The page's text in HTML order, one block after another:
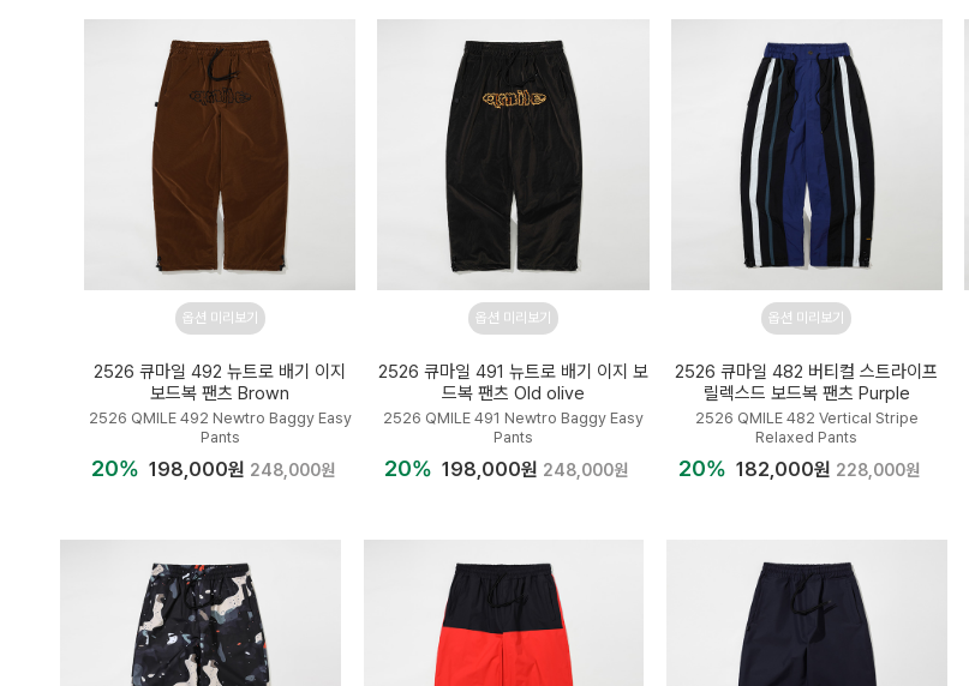
옵션 미리보기
2526 큐마일 492 뉴트로 배기 이지
보드복 팬츠 Brown
2526 QMILE 492 Newtro Baggy Easy
Pants
20% 198,000원 248,000원
옵션 미리보기
2526 큐마일 491 뉴트로 배기 이지 보
드복 팬츠 Old olive
2526 QMILE 491 Newtro Baggy Easy
Pants
20% 198,000원 248,000원
옵션 미리보기
2526 큐마일 482 버티컬 스트라이프
릴렉스드 보드복 팬츠 Purple
2526 QMILE 482 Vertical Stripe
Relaxed Pants
20% 182,000원 228,000원